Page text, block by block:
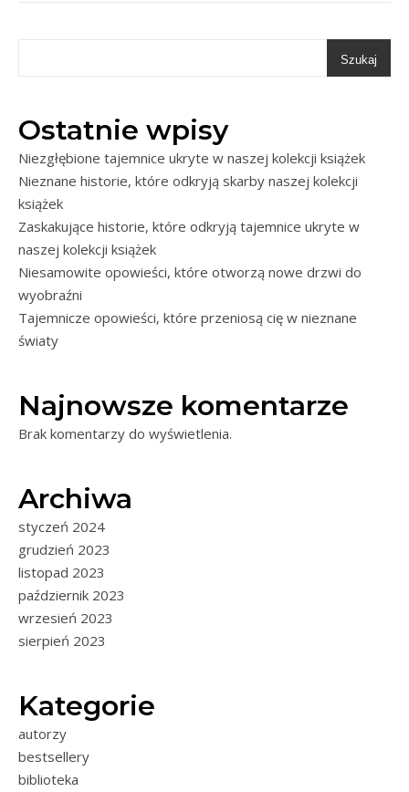
Szukaj
Ostatnie wpisy
Niezgłębione tajemnice ukryte w naszej kolekcji książek
Nieznane historie, które odkryją skarby naszej kolekcji
książek
Zaskakujące historie, które odkryją tajemnice ukryte w
naszej kolekcji książek
Niesamowite opowieści, które otworzą nowe drzwi do
wyobraźni
Tajemnicze opowieści, które przeniosą cię w nieznane
światy
Najnowsze komentarze
Brak komentarzy do wyświetlenia.
Archiwa
styczeń 2024
grudzień 2023
listopad 2023
październik 2023
wrzesień 2023
sierpień 2023
Kategorie
autorzy
bestsellery
biblioteka